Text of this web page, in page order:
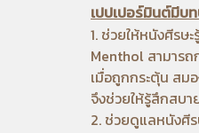
เปปเปอร์มินต์มีบ
1. ช่วยให้หนังศีรษ
Menthol สามารถ
เมื่อถูกกระตุ้น สม
จึงช่วยให้รู้สึกสบา
2. ช่วยดูแลหนังศี